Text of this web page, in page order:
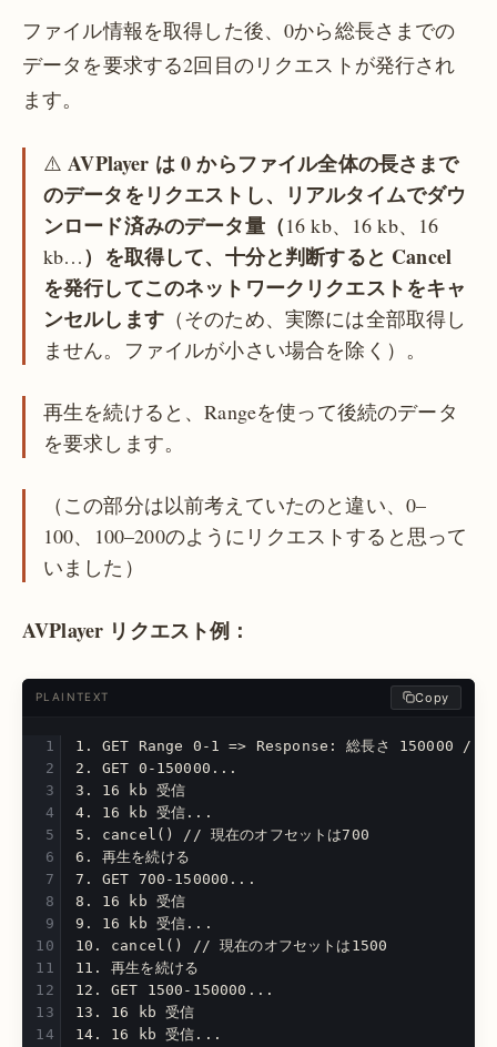
ファイル情報を取得した後、0から総長さまでの
データを要求する2回目のリクエストが発行され
ます。
⚠️ AVPlayer は 0 からファイル全体の長さまで
のデータをリクエストし、リアルタイムでダウ
ンロード済みのデータ量（16 kb、16 kb、16
kb…）を取得して、十分と判断すると Cancel
を発行してこのネットワークリクエストをキャ
ンセルします（そのため、実際には全部取得し
ません。ファイルが小さい場合を除く）。
再生を続けると、Rangeを使って後続のデータ
を要求します。
（この部分は以前考えていたのと違い、0–
100、100–200のようにリクエストすると思って
いました）
AVPlayer リクエスト例：
PLAINTEXT Copy
1. GET Range 0-1 => Response: 総長さ 150000 /
2. GET 0-150000...
3. 16 kb 受信
4. 16 kb 受信...
5. cancel() // 現在のオフセットは700
6. 再生を続ける
7. GET 700-150000...
8. 16 kb 受信
9. 16 kb 受信...
10. cancel() // 現在のオフセットは1500
11. 再生を続ける
12. GET 1500-150000...
13. 16 kb 受信
14. 16 kb 受信...